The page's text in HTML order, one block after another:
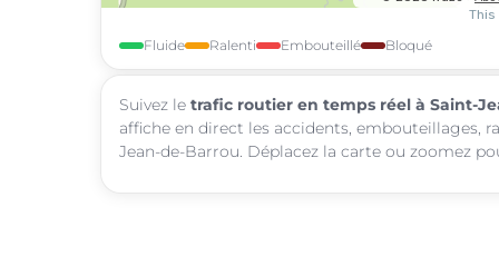
Fluide Ralenti Embouteillé Bloqué
Suivez le trafic routier en temps réel à Saint-
affiche en direct les accidents, embouteillages,
Jean-de-Barrou. Déplacez la carte ou zoomez